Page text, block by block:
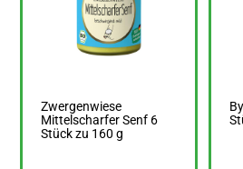
Zwergenwiese
Mittelscharfer Senf 6
Stück zu 160 g